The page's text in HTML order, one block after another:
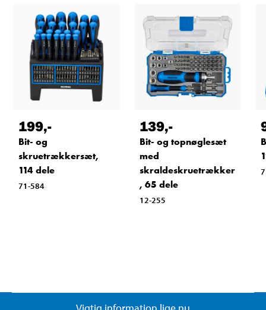
199,-
Bit- og
skruetrækkersæt,
114 dele
71-584
139,-
Bit- og topnøglesæt
med
skraldeskruetrækker
, 65 dele
12-255